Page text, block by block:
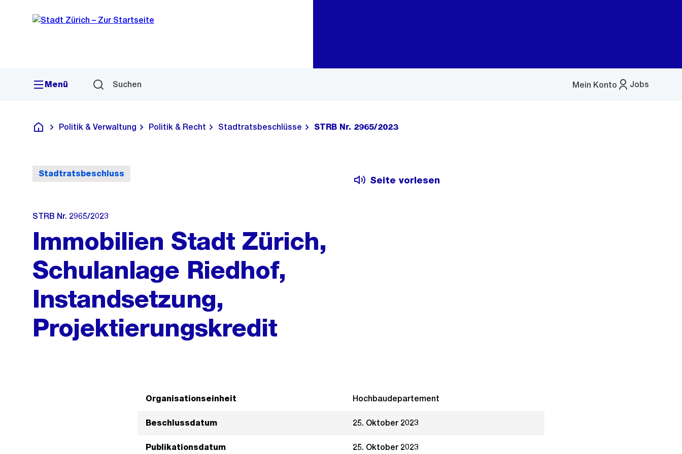
Navigation
Sprunglink
Menü Suchen Jobs
Mein Konto
Menü
Deutsch
Politik & Verwaltung Politik & Recht Stadtratsbeschlüsse STRB Nr. 2965/2023
Stadtratsbeschluss
Seite vorlesen
STRB Nr. 2965/2023
Immobilien Stadt Zürich,
Schulanlage Riedhof,
Instandsetzung,
Projektierungskredit
Organisationseinheit Hochbaudepartement
Beschlussdatum 25. Oktober 2023
Publikationsdatum 25. Oktober 2023